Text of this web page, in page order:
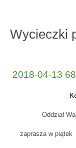
Wycieczki
2018-04-13
Oddział
zaprasza w piątek